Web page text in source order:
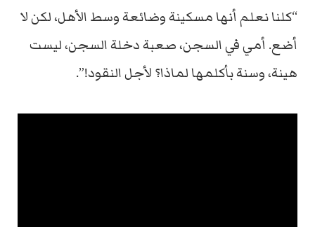
“كلنا نعلم أنها مسكينة وضائعة وسط الأهل، لكن لا
أضع. أمي في السجن، صعبة دخلة السجن، ليست
هينة، وسنة بأكلمها لماذا؟ لأجل النقود!”.